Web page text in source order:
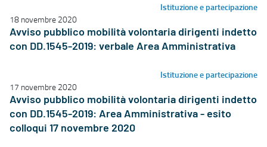
Istituzione e partecipazione
18 novembre 2020
Avviso pubblico mobilità volontaria dirigenti indetto
con DD.1545-2019: verbale Area Amministrativa
Istituzione e partecipazione
17 novembre 2020
Avviso pubblico mobilità volontaria dirigenti indetto
con DD.1545-2019: Area Amministrativa - esito
colloqui 17 novembre 2020